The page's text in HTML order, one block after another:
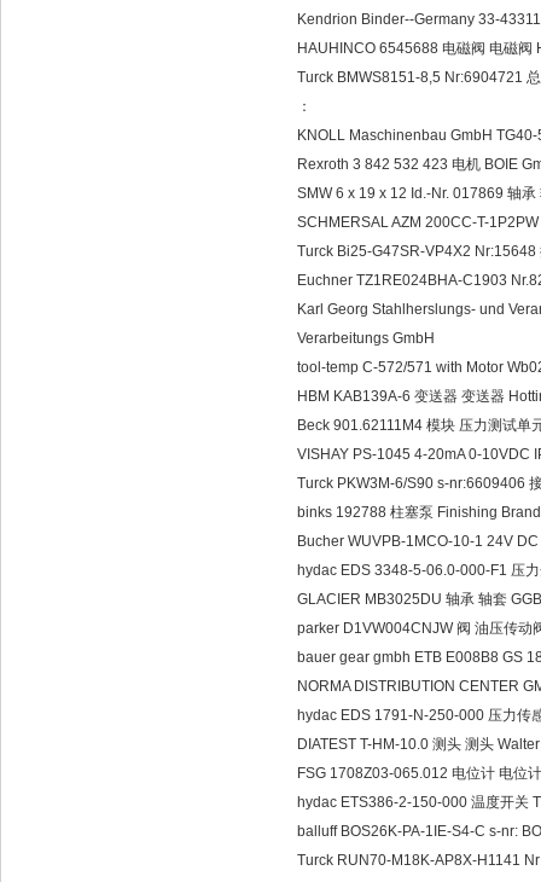
Kendrion Binder--Germany 33-
HAUHINCO 6545688 电磁阀 电磁阀
Turck BMWS8151-8,5 Nr:6904721
：
KNOLL Maschinenbau GmbH
Rexroth 3 842 532 423 电机 BOIE
SMW 6 x 19 x 12 Id.-Nr. 017869 轴
SCHMERSAL AZM 200CC-T-
Turck Bi25-G47SR-VP4X2
Euchner TZ1RE024BHA-C1903
Karl Georg Stahlherslungs- und
Verarbeitungs GmbH
tool-temp C-572/571 with Motor
HBM KAB139A-6 变送器 变送器
Beck 901.62111M4 模块 压力测试单
VISHAY PS-1045 4-20mA 0-10VDC
Turck PKW3M-6/S90 s-nr:6609406
binks 192788 柱塞泵 Finishing
Bucher WUVPB-1MCO-10-1 24V
hydac EDS 3348-5-06.0-000-F1 压
GLACIER MB3025DU 轴承 轴套
parker D1VW004CNJW 阀 油压传
bauer gear gmbh ETB E008B8 GS
NORMA DISTRIBUTION CENTER
hydac EDS 1791-N-250-000 压力传
DIATEST T-HM-10.0 测头 测头
FSG 1708Z03-065.012 电位计 电位
hydac ETS386-2-150-000 温度开关
balluff BOS26K-PA-1IE-S4-C s-nr:
Turck RUN70-M18K-AP8X-H1141